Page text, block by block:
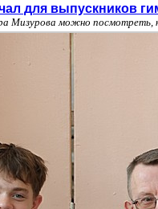
для выпускников
Мизурова можно посмотреть,